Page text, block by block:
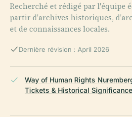
Recherché et rédigé par l'équipe
partir d'archives historiques,
et de connaissances locales.
Dernière révision : April 2026
Way of Human Rights
Tickets & Historical